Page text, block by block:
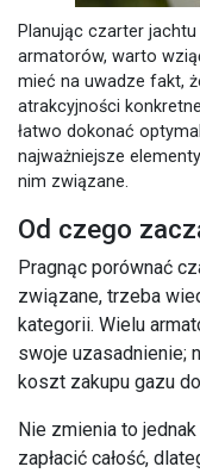
Planując czarter
armatorów, warto
mieć na uwadze fakt,
atrakcyjności
łatwo dokonać
najważniejsze
nim związane.
Od czego
Pragnąc porównać
związane, trzeba
kategorii. Wielu
swoje uzasadnienie;
koszt zakupu gazu
Nie zmienia to
zapłacić całość,